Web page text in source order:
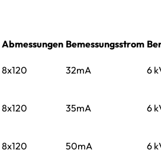
Abmessungen Bemessungsstrom
8x120 32mA 6
8x120 35mA 6
8x120 50mA 6